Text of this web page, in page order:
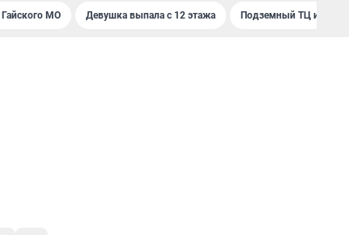
МО Девушка выпала с 12 этажа Подземный ТЦ и 45-